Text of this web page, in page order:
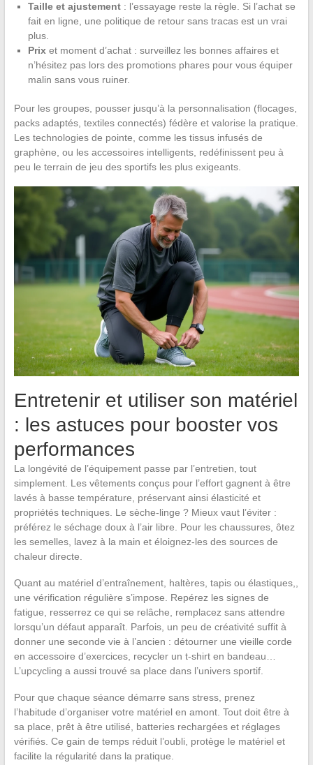
Taille et ajustement: l’essayage reste la règle. Si l’achat se
fait en ligne, une politique de retour sans tracas est un vrai
plus.
Prixet moment d’achat : surveillez les bonnes affaires et
n’hésitez pas lors des promotions phares pour vous équiper
malin sans vous ruiner.
Pour les groupes, pousser jusqu’à la personnalisation (flocages,
packs adaptés, textiles connectés) fédère et valorise la pratique.
Les technologies de pointe, comme les tissus infusés de
graphène, ou les accessoires intelligents, redéfinissent peu à
peu le terrain de jeu des sportifs les plus exigeants.
Entretenir et utiliser son matériel
: les astuces pour booster vos
performances
La longévité de l’équipement passe par l’entretien, tout
simplement. Les vêtements conçus pour l’effort gagnent à être
lavés à basse température, préservant ainsi élasticité et
propriétés techniques. Le sèche-linge ? Mieux vaut l’éviter :
préférez le séchage doux à l’air libre. Pour les chaussures, ôtez
les semelles, lavez à la main et éloignez-les des sources de
chaleur directe.
Quant au matériel d’entraînement, haltères, tapis ou élastiques,,
une vérification régulière s’impose. Repérez les signes de
fatigue, resserrez ce qui se relâche, remplacez sans attendre
lorsqu’un défaut apparaît. Parfois, un peu de créativité suffit à
donner une seconde vie à l’ancien : détourner une vieille corde
en accessoire d’exercices, recycler un t-shirt en bandeau…
L’upcycling a aussi trouvé sa place dans l’univers sportif.
Pour que chaque séance démarre sans stress, prenez
l’habitude d’organiser votre matériel en amont. Tout doit être à
sa place, prêt à être utilisé, batteries rechargées et réglages
vérifiés. Ce gain de temps réduit l’oubli, protège le matériel et
facilite la régularité dans la pratique.